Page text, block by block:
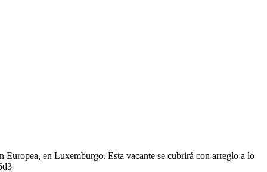
en Luxemburgo. Esta vacante se cubrirá con arreglo a lo